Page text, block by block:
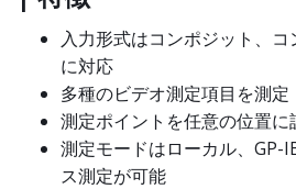
入力形式はコンポジット、
に対応
多種のビデオ測定項目を測定
測定ポイントを任意の位置に
測定モードはローカル、GP-
ス測定が可能